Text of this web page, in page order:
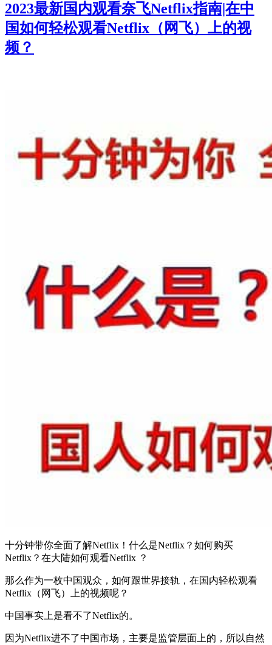
2023最新国内观看奈飞Netflix指南|在中
国如何轻松观看Netflix（网飞）上的视
频？
十分钟带你全面了解Netflix！什么是Netflix？如何购买
Netflix？在大陆如何观看Netflix ？
那么作为一枚中国观众，如何跟世界接轨，在国内轻松观看
Netflix（网飞）上的视频呢？
中国事实上是看不了Netflix的。
因为Netflix进不了中国市场，主要是监管层面上的，所以自然